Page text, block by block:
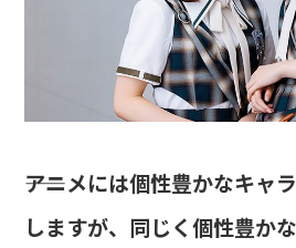
――アニメには個性豊かなキャ
しますが、同じく個性豊か